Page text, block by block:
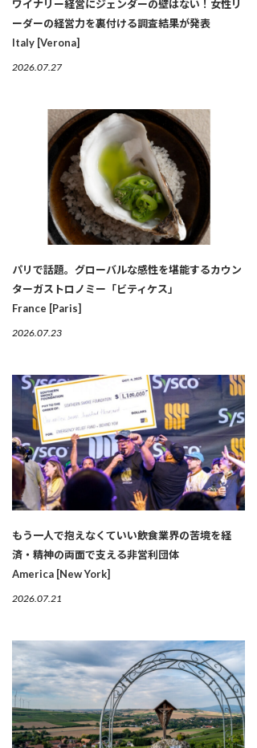
ワイナリー経営にジェンダーの壁はない！女性リ
ーダーの経営力を裏付ける調査結果が発表
Italy [Verona]
2026.07.27
パリで話題。グローバルな感性を堪能するカウン
ターガストロノミー「ビティケス」
France [Paris]
2026.07.23
もう一人で抱えなくていい――飲食業界の苦境を経
済・精神の両面で支える非営利団体
America [New York]
2026.07.21